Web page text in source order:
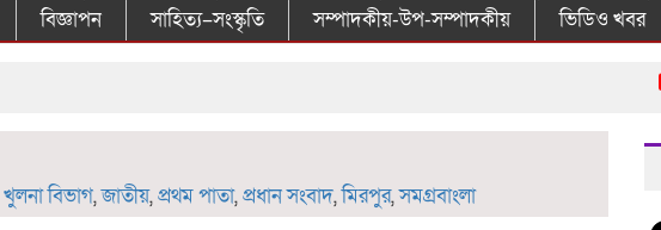
বিজ্ঞাপন সাহিত্য–সংস্কৃতি সম্পাদকীয়-উপ-সম্পাদকীয় ভিডিও খবর
খুলনা বিভাগ,জাতীয়,প্রথম পাতা,প্রধান সংবাদ,মিরপুর,সমগ্রবাংলা